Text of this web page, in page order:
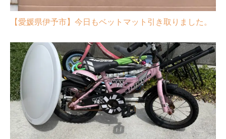
【愛媛県伊予市】今日もベットマット引き取りました。